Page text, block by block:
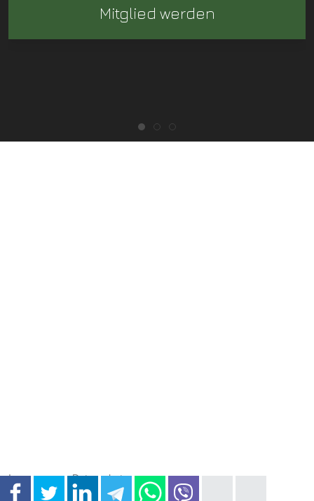
Mitglied werden
Impressum
Datenschutz
All Rights reserved © BSV Nordstern e.V. Radolfzell 2026.